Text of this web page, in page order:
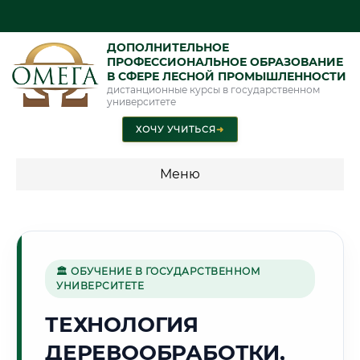
ДОПОЛНИТЕЛЬНОЕ
ПРОФЕССИОНАЛЬНОЕ ОБРАЗОВАНИЕ
В СФЕРЕ ЛЕСНОЙ ПРОМЫШЛЕННОСТИ
дистанционные курсы в государственном
университете
ХОЧУ УЧИТЬСЯ➜
Меню
промышленность"
🏰
🏛 ОБУЧЕНИЕ В ГОСУДАРСТВЕННОМ
УНИВЕРСИТЕТЕ
ТЕХНОЛОГИЯ
ДЕРЕВООБРАБОТКИ,